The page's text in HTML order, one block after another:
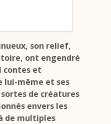
son relief,
ont engendré
contes et
lui-même et ses
de créatures
envers les
de multiples